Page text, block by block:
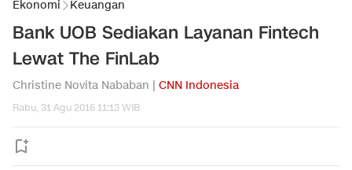
Ekonomi Keuangan
Bank UOB Sediakan Layanan Fintech
Lewat The FinLab
Christine Novita Nababan | CNN Indonesia
Rabu, 31 Agu 2016 11:13 WIB